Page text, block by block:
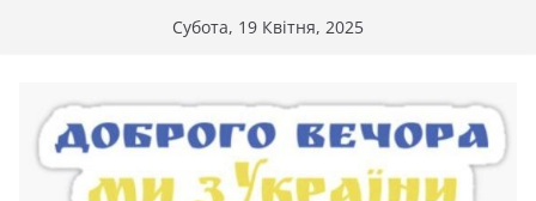
Субота, 19 Квітня, 2025